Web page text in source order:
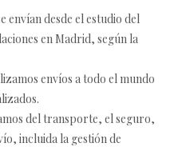
envían desde el estudio del
en Madrid, según la
envíos a todo el mundo
del transporte, el seguro,
incluida la gestión de